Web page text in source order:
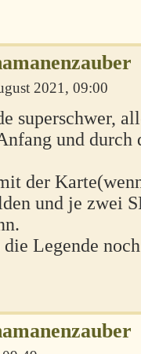
2021, 09:00
superschwer,
und durch
der
und je zwei
Legende